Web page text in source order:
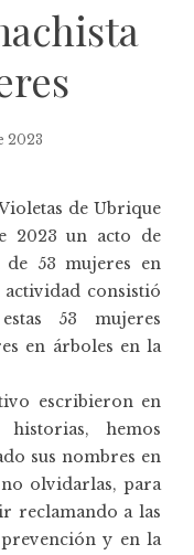
2023
de Ubrique
2023 un acto de
de 53 mujeres en
consistió
53 mujeres
en árboles en la
escribieron en
hemos
sus nombres en
olvidarlas, para
reclamando a las
y en la